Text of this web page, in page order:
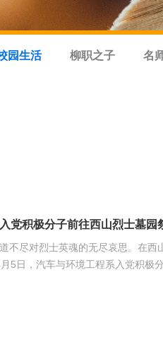
园生活 柳职之子 名
党积极分子前往西山烈士墓园
不尽对烈士英魂的无尽哀思。在
纷表示，作为当代大学生，要努力